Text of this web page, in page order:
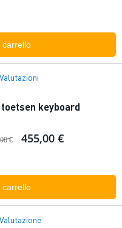
carrello
keyboard
€ 455,00 €
carrello